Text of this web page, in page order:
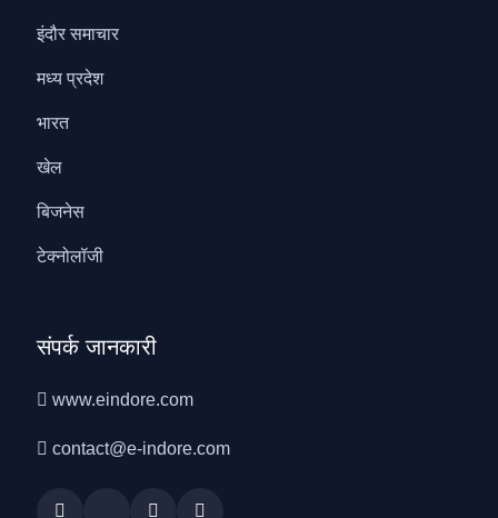
इंदौर समाचार
मध्य प्रदेश
भारत
खेल
बिजनेस
टेक्नोलॉजी
संपर्क जानकारी
www.eindore.com
contact@e-indore.com